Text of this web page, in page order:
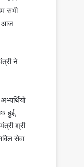
सभी
आज
ने
हुई,
श्री
सेवा